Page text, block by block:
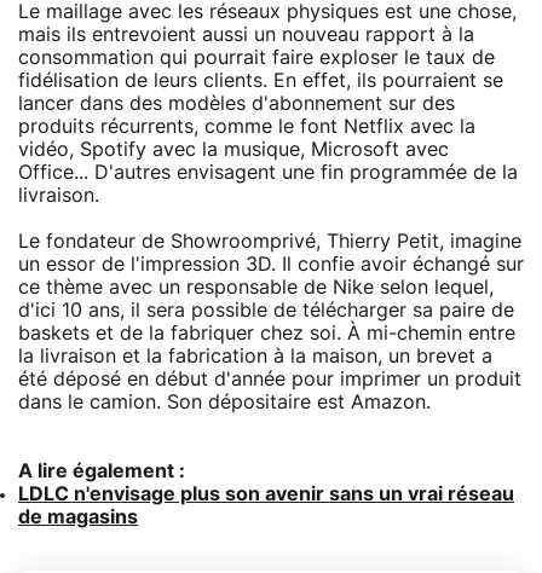
Le maillage avec les réseaux physiques est une chose,
mais ils entrevoient aussi un nouveau rapport à la
consommation qui pourrait faire exploser le taux de
fidélisation de leurs clients. En effet, ils pourraient se
lancer dans des modèles d'abonnement sur des
produits récurrents, comme le font Netflix avec la
vidéo, Spotify avec la musique, Microsoft avec
Office... D'autres envisagent une fin programmée de la
livraison.
Le fondateur de Showroomprivé, Thierry Petit, imagine
un essor de l'impression 3D. Il confie avoir échangé sur
ce thème avec un responsable de Nike selon lequel,
d'ici 10 ans, il sera possible de télécharger sa paire de
baskets et de la fabriquer chez soi. À mi-chemin entre
la livraison et la fabrication à la maison, un brevet a
été déposé en début d'année pour imprimer un produit
dans le camion. Son dépositaire est Amazon.
A lire également :
LDLC n'envisage plus son avenir sans un vrai réseau
de magasins